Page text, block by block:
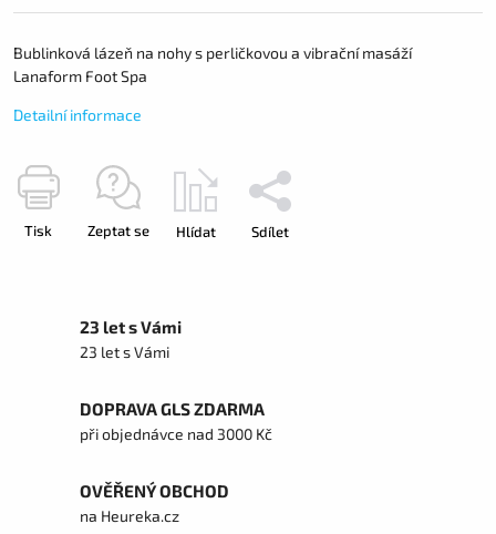
Bublinková lázeň na nohy s perličkovou a vibrační masáží
Lanaform Foot Spa
Detailní informace
Tisk Zeptat se Hlídat Sdílet
23 let s Vámi
23 let s Vámi
DOPRAVA GLS ZDARMA
při objednávce nad 3000 Kč
OVĚŘENÝ OBCHOD
na Heureka.cz